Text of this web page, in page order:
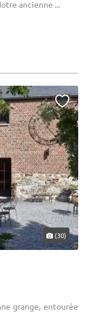
ancienne ...
(30)
grange, entourée